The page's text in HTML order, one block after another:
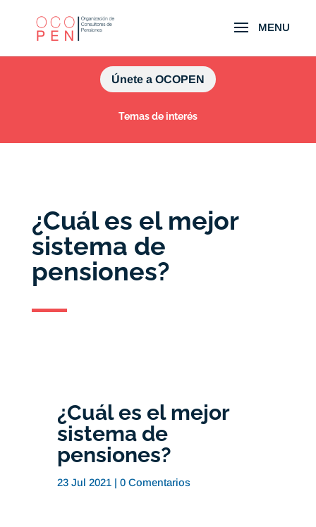
Únete a OCOPEN
Temas de interés
¿Cuál es el mejor
sistema de
pensiones?
¿Cuál es el mejor
sistema de
pensiones?
23 Jul 2021| 0 Comentarios